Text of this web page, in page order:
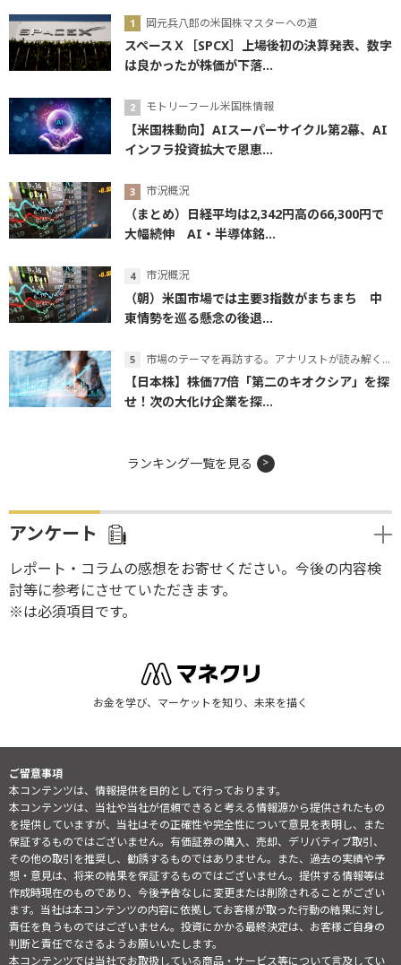
岡元兵八郎の米国株マスターへの道
スペースＸ［SPCX］上場後初の決算発表、数字
は良かったが株価が下落...
モトリーフール米国株情報
【米国株動向】AIスーパーサイクル第2幕、AI
インフラ投資拡大で恩恵...
市況概況
（まとめ）日経平均は2,342円高の66,300円で
大幅続伸 AI・半導体銘...
市況概況
（朝）米国市場では主要3指数がまちまち 中
東情勢を巡る懸念の後退...
市場のテーマを再訪する。アナリストが読み解くテーマの本質
【日本株】株価77倍「第二のキオクシア」を探
せ！次の大化け企業を探...
ランキング一覧を見る
アンケート
レポート・コラムの感想をお寄せください。今後の内容検
討等に参考にさせていただきます。
※は必須項目です。
お金を学び、マーケットを知り、未来を描く
ご留意事項
本コンテンツは、情報提供を目的として行っております。
本コンテンツは、当社や当社が信頼できると考える情報源から提供されたもの
を提供していますが、当社はその正確性や完全性について意見を表明し、また
保証するものではございません。有価証券の購入、売却、デリバティブ取引、
その他の取引を推奨し、勧誘するものではありません。また、過去の実績や予
想・意見は、将来の結果を保証するものではございません。提供する情報等は
作成時現在のものであり、今後予告なしに変更または削除されることがござい
ます。当社は本コンテンツの内容に依拠してお客様が取った行動の結果に対し
責任を負うものではございません。投資にかかる最終決定は、お客様ご自身の
判断と責任でなさるようお願いいたします。
本コンテンツでは当社でお取扱している商品・サービス等について言及してい